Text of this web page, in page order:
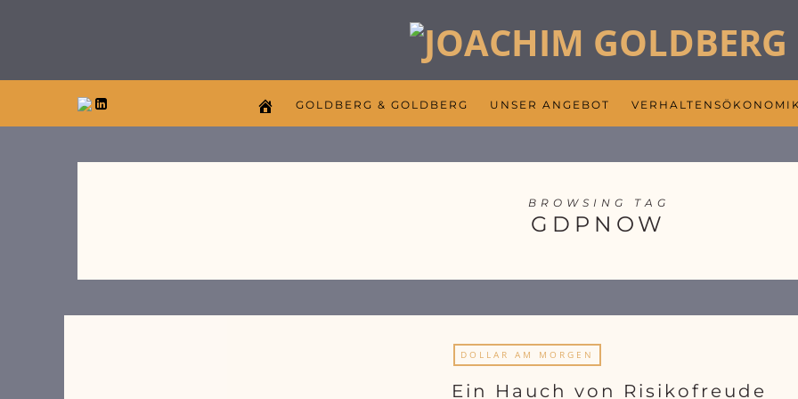
GOLDBERG & GOLDBERG UNSER ANGEBOT VERHALTENSÖKONOMIK
BROWSING TAG
GDPNOW
DOLLAR AM MORGEN
Ein Hauch von Risikofreude